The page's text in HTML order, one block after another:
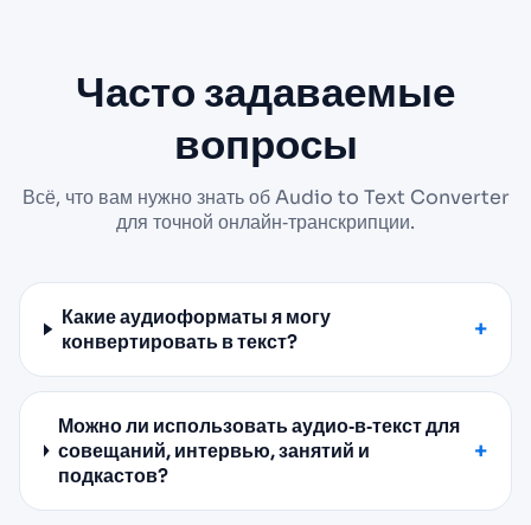
Часто задаваемые
вопросы
Всё, что вам нужно знать об Audio to Text Converter
для точной онлайн‑транскрипции.
Какие аудиоформаты я могу
конвертировать в текст?
Можно ли использовать аудио‑в‑текст для
совещаний, интервью, занятий и
подкастов?